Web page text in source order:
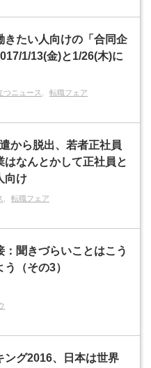
きたい人向けの「合同企
1/13(金)と1/26(木)に
つニュース 転職フェア
から脱出、若者正社員
はなんとかして正社員と
向け
転職フェア
：聞きづらいことはこう
（その3）
ング2016、日本は世界